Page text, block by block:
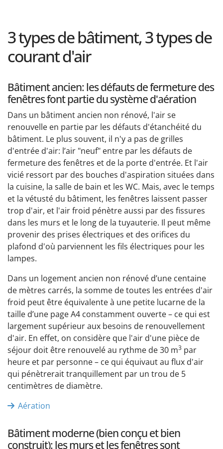
3 types de bâtiment, 3 types de
courant d'air
Bâtiment ancien: les défauts de fermeture des
fenêtres font partie du système d'aération
Dans un bâtiment ancien non rénové, l'air se
renouvelle en partie par les défauts d'étanchéité du
bâtiment. Le plus souvent, il n'y a pas de grilles
d'entrée d'air: l’air "neuf" entre par les défauts de
fermeture des fenêtres et de la porte d'entrée. Et l'air
vicié ressort par des bouches d'aspiration situées dans
la cuisine, la salle de bain et les WC. Mais, avec le temps
et la vétusté du bâtiment, les fenêtres laissent passer
trop d'air, et l'air froid pénètre aussi par des fissures
dans les murs et le long de la tuyauterie. Il peut même
provenir des prises électriques et des orifices du
plafond d'où parviennent les fils électriques pour les
lampes.
Dans un logement ancien non rénové d’une centaine
de mètres carrés, la somme de toutes les entrées d'air
froid peut être équivalente à une petite lucarne de la
taille d’une page A4 constamment ouverte – ce qui est
largement supérieur aux besoins de renouvellement
d'air. En effet, on considère que l'air d'une pièce de
séjour doit être renouvelé au rythme de 30 m3 par
heure et par personne – ce qui équivaut au flux d'air
qui pénètrerait tranquillement par un trou de 5
centimètres de diamètre.
Aération
Bâtiment moderne (bien conçu et bien
construit): les murs et les fenêtres sont